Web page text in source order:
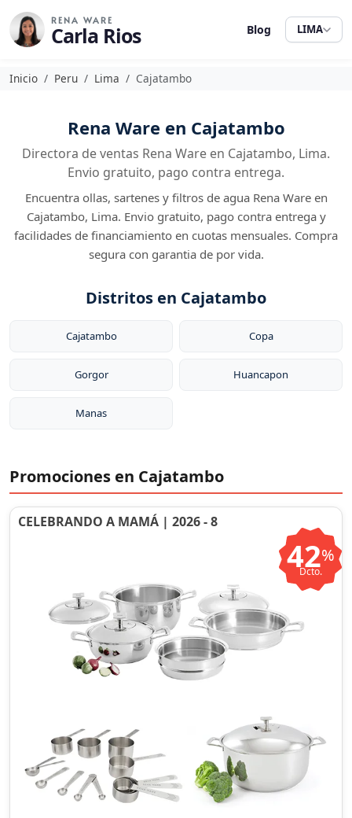
RENA WARE
Carla Rios Blog LIMA
Inicio Peru Lima Cajatambo
Rena Ware en Cajatambo
Directora de ventas Rena Ware en Cajatambo, Lima.
Envio gratuito, pago contra entrega.
Encuentra ollas, sartenes y filtros de agua Rena Ware en
Cajatambo, Lima. Envio gratuito, pago contra entrega y
facilidades de financiamiento en cuotas mensuales. Compra
segura con garantia de por vida.
Distritos en Cajatambo
Cajatambo Copa
Gorgor Huancapon
Manas
Promociones en Cajatambo
CELEBRANDO A MAMÁ | 2026 - 8
42%
Dcto.